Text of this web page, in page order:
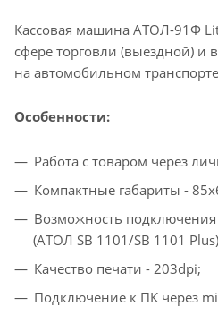
Кассовая машина АТОЛ-91Ф
сфере торговли (выездной) и
на автомобильном
Особенности:
Работа с товаром через
Компактные габариты -
Возможность
(АТОЛ SB 1101/SB 1101
Качество печати - 203dpi;
Подключение к ПК через